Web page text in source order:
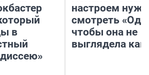
в
настроем
смотреть
чтобы она не
выглядела как